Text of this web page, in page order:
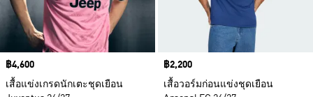
Price
฿4,600
เสื้อแข่งเกรดนักเตะชุดเยือน
Price
฿2,200
เสื้อวอร์มก่อนแข่งชุดเยือน